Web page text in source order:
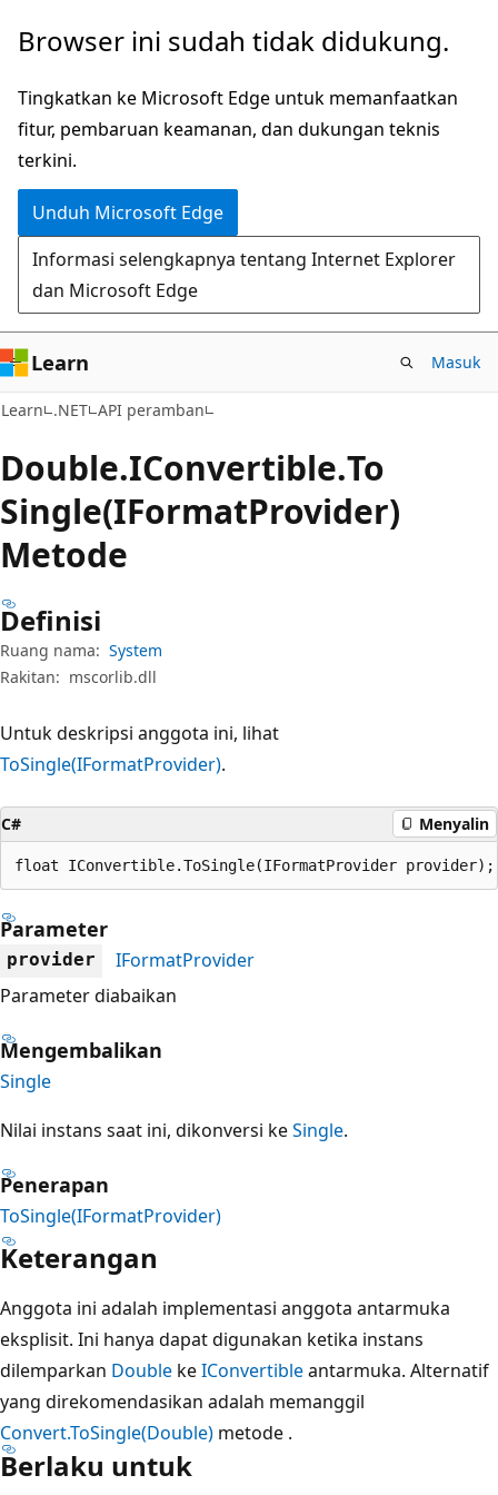
Lompati
konten
utama
Lewati
navigasi
dalam
halaman
Browser ini sudah tidak didukung.
Tingkatkan ke Microsoft Edge untuk memanfaatkan
fitur, pembaruan keamanan, dan dukungan teknis
terkini.
Unduh Microsoft Edge
Informasi selengkapnya tentang Internet Explorer
dan Microsoft Edge
Learn Masuk
Learn .NET API peramban
Double.IConvertible.To
Single(IFormatProvider)
Metode
Definisi
Ruang nama: System
Rakitan: mscorlib.dll
Untuk deskripsi anggota ini, lihat
ToSingle(IFormatProvider).
C# Menyalin
float IConvertible.ToSingle(IFormatProvider provider);
Parameter
provider
IFormatProvider
Parameter diabaikan
Mengembalikan
Single
Nilai instans saat ini, dikonversi keSingle.
Penerapan
ToSingle(IFormatProvider)
Keterangan
Anggota ini adalah implementasi anggota antarmuka
eksplisit. Ini hanya dapat digunakan ketika instans
dilemparkan Double keIConvertibleantarmuka. Alternatif
yang direkomendasikan adalah memanggil
Convert.ToSingle(Double) metode .
Berlaku untuk